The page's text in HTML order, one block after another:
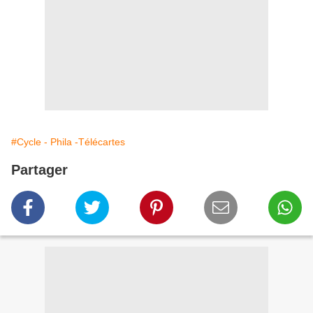
#Cycle - Phila -Télécartes
Partager